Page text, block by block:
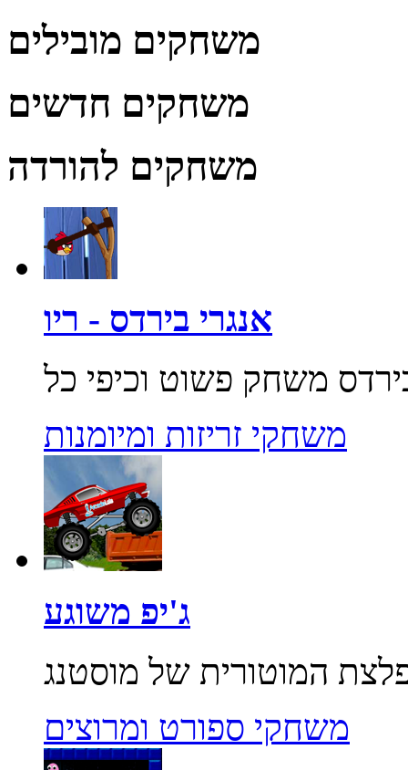
משחקים מובילים
משחקים חדשים
משחקים להורדה
אנגרי בירדס - ריו
משחקי זריזות ומיומנות
ג'יפ משוגע
משחקי ספורט ומרוצים